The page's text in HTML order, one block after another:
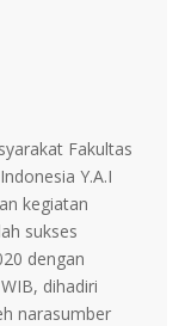
Fakultas
Y.A.I
kegiatan
sukses
dengan
dihadiri
narasumber